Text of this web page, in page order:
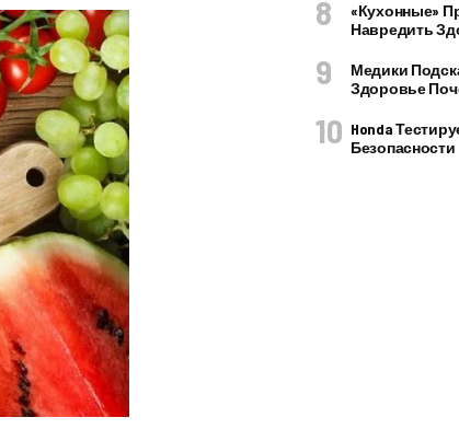
«Кухонные»
Навредить
Медики
Здоровье
Honda
Безопасности